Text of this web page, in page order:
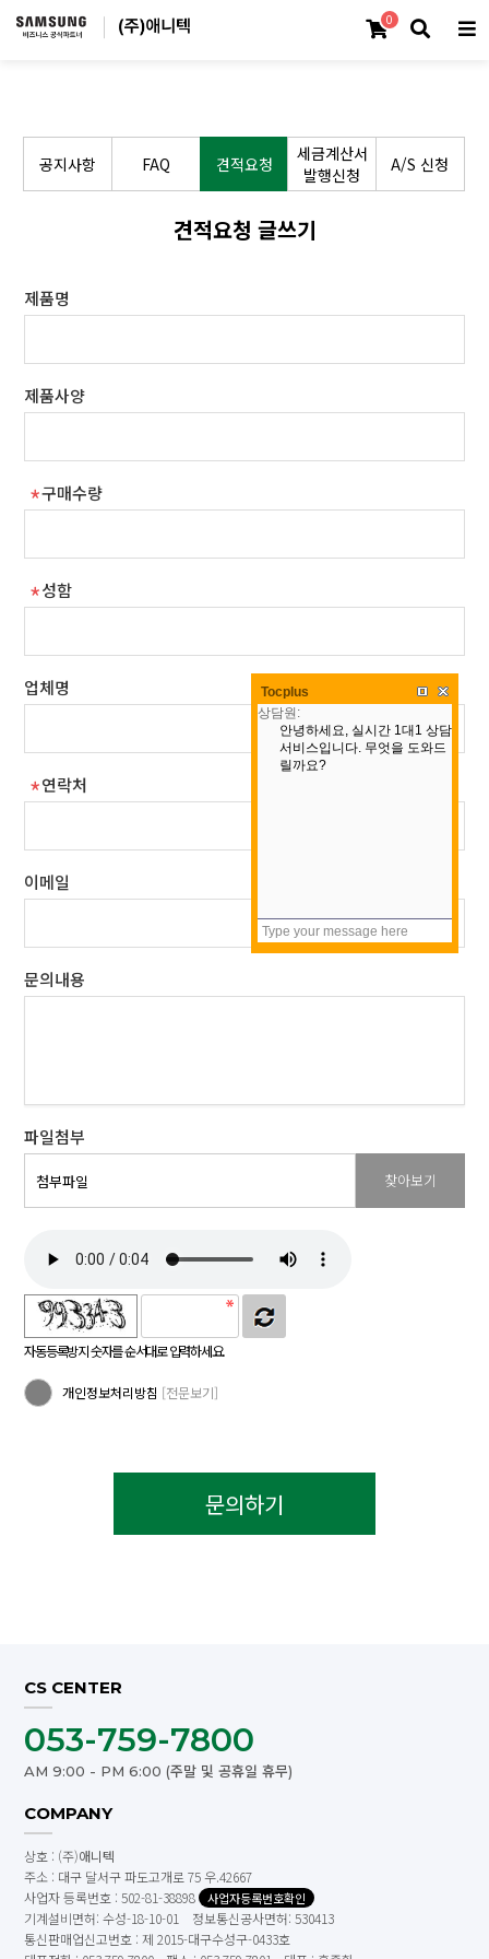
0
공지사항 FAQ 견적요청
세금계산서
발행신청
A/S 신청
견적요청 글쓰기
제품명
제품사양
구매수량
성함
업체명
연락처
이메일
문의내용
파일첨부
첨부파일 찾아보기
자동등록방지 숫자를 순서대로 입력하세요.
개인정보처리방침 [전문보기]
문의하기
CS CENTER
053-759-7800
AM 9:00 - PM 6:00 (주말 및 공휴일 휴무)
COMPANY
상호 : (주)애니텍
주소 : 대구 달서구 파도고개로 75 우.42667
사업자 등록번호 : 502-81-38898 사업자등록번호확인
기계설비면허: 수성-18-10-01 정보통신공사면허: 530413
통신판매업신고번호 : 제 2015-대구수성구-0433호
Tocplus